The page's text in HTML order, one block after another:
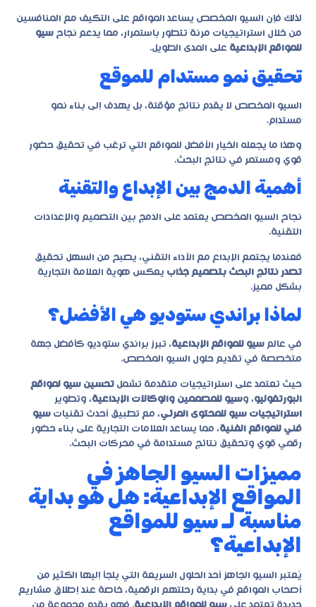
لذلك فإن السيو المخصص يساعد المواقع على التكيف مع المنافسين
من خلال استراتيجيات مرنة تتطور باستمرار، مما يدعم نجاح سيو
للمواقع الإبداعية على المدى الطويل.
تحقيق نمو مستدام للموقع
السيو المخصص لا يقدم نتائج مؤقتة، بل يهدف إلى بناء نمو
مستدام.
وهذا ما يجعله الخيار الأفضل للمواقع التي ترغب في تحقيق حضور
قوي ومستمر في نتائج البحث.
أهمية الدمج بين الإبداع والتقنية
نجاح السيو المخصص يعتمد على الدمج بين التصميم والإعدادات
التقنية.
فعندما يجتمع الإبداع مع الأداء التقني، يصبح من السهل تحقيق
تصدر نتائج البحث بتصميم جذاب يعكس هوية العلامة التجارية
بشكل مميز.
لماذا براندي ستوديو هي الأفضل؟
في عالم سيو للمواقع الإبداعية، تبرز براندي ستوديو كأفضل جهة
متخصصة في تقديم حلول السيو المخصص.
حيث تعتمد على استراتيجيات متقدمة تشمل تحسين سيو لمواقع
البورتفوليو، وسيو للمصممين والوكالات الإبداعية، وتطوير
استراتيجيات سيو للمحتوى المرئي، مع تطبيق أحدث تقنيات سيو
فني للمواقع الفنية، مما يساعد العلامات التجارية على بناء حضور
رقمي قوي وتحقيق نتائج مستدامة في محركات البحث.
مميزات السيو الجاهز في
المواقع الإبداعية: هل هو بداية
مناسبة لـ سيو للمواقع
الإبداعية؟
يُعتبر السيو الجاهز أحد الحلول السريعة التي يلجأ إليها الكثير من
أصحاب المواقع في بداية رحلتهم الرقمية، خاصة عند إطلاق مشاريع